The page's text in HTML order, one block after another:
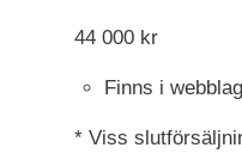
44 000 kr
Finns i
* Viss